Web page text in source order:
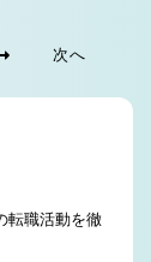
次へ
転職活動を徹